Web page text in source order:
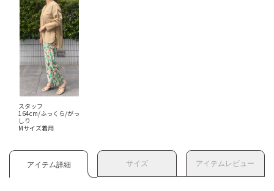
スタッフ
164cm/ふっくら/がっ
しり
Mサイズ着用
アイテム詳細 サイズ アイテムレビュー